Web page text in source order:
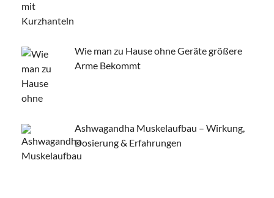
Wie man zu Hause ohne Geräte größere
Arme Bekommt
Ashwagandha Muskelaufbau – Wirkung,
Dosierung & Erfahrungen